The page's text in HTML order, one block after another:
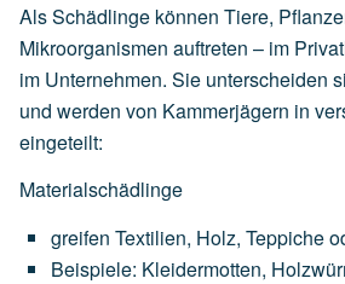
Als Schädlinge können Tiere,
Mikroorganismen auftreten – im
im Unternehmen. Sie unterscheiden
und werden von Kammerjägern in
eingeteilt:
Materialschädlinge
greifen Textilien, Holz, Teppiche
Beispiele: Kleidermotten,